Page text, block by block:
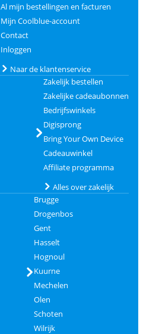
Al mijn bestellingen en facturen
Mijn Coolblue-account
Contact
Inloggen
Naar de klantenservice
Zakelijk bestellen
Zakelijke cadeaubonnen
Bedrijfswinkels
Digisprong
Bring Your Own Device
Cadeauwinkel
Affiliate programma
Alles over zakelijk
Brugge
Drogenbos
Gent
Hasselt
Hognoul
Kuurne
Mechelen
Olen
Schoten
Wilrijk